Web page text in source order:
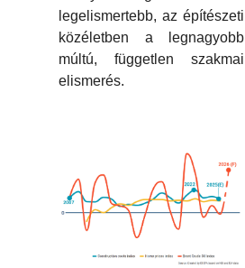
legelismertebb, az építészeti
közéletben a legnagyobb
múltú, független szakmai
elismerés.